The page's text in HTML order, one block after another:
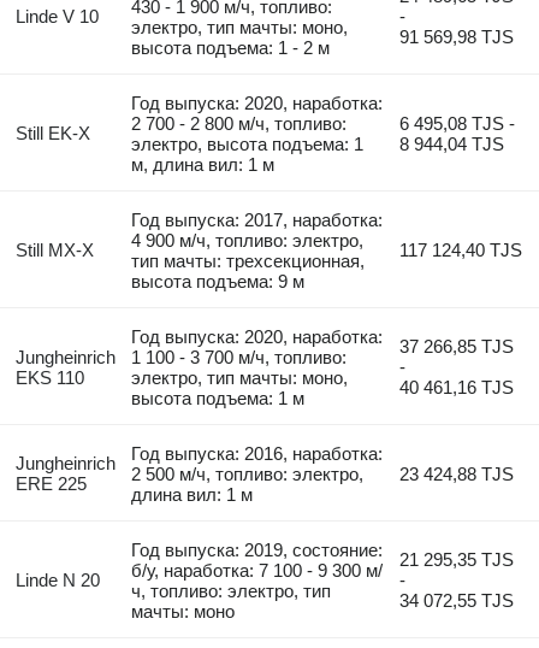
Linde V 10
430 - 1 900 м/ч, топливо:
электро, тип мачты: моно,
высота подъема: 1 - 2 м
-
91 569,98 TJS
Still EK-X
Год выпуска: 2020, наработка:
2 700 - 2 800 м/ч, топливо:
электро, высота подъема: 1
м, длина вил: 1 м
6 495,08 TJS -
8 944,04 TJS
Still MX-X
Год выпуска: 2017, наработка:
4 900 м/ч, топливо: электро,
тип мачты: трехсекционная,
высота подъема: 9 м
117 124,40 TJS
Jungheinrich
EKS 110
Год выпуска: 2020, наработка:
1 100 - 3 700 м/ч, топливо:
электро, тип мачты: моно,
высота подъема: 1 м
37 266,85 TJS
-
40 461,16 TJS
Jungheinrich
ERE 225
Год выпуска: 2016, наработка:
2 500 м/ч, топливо: электро,
длина вил: 1 м
23 424,88 TJS
Linde N 20
Год выпуска: 2019, состояние:
б/у, наработка: 7 100 - 9 300 м/
ч, топливо: электро, тип
мачты: моно
21 295,35 TJS
-
34 072,55 TJS